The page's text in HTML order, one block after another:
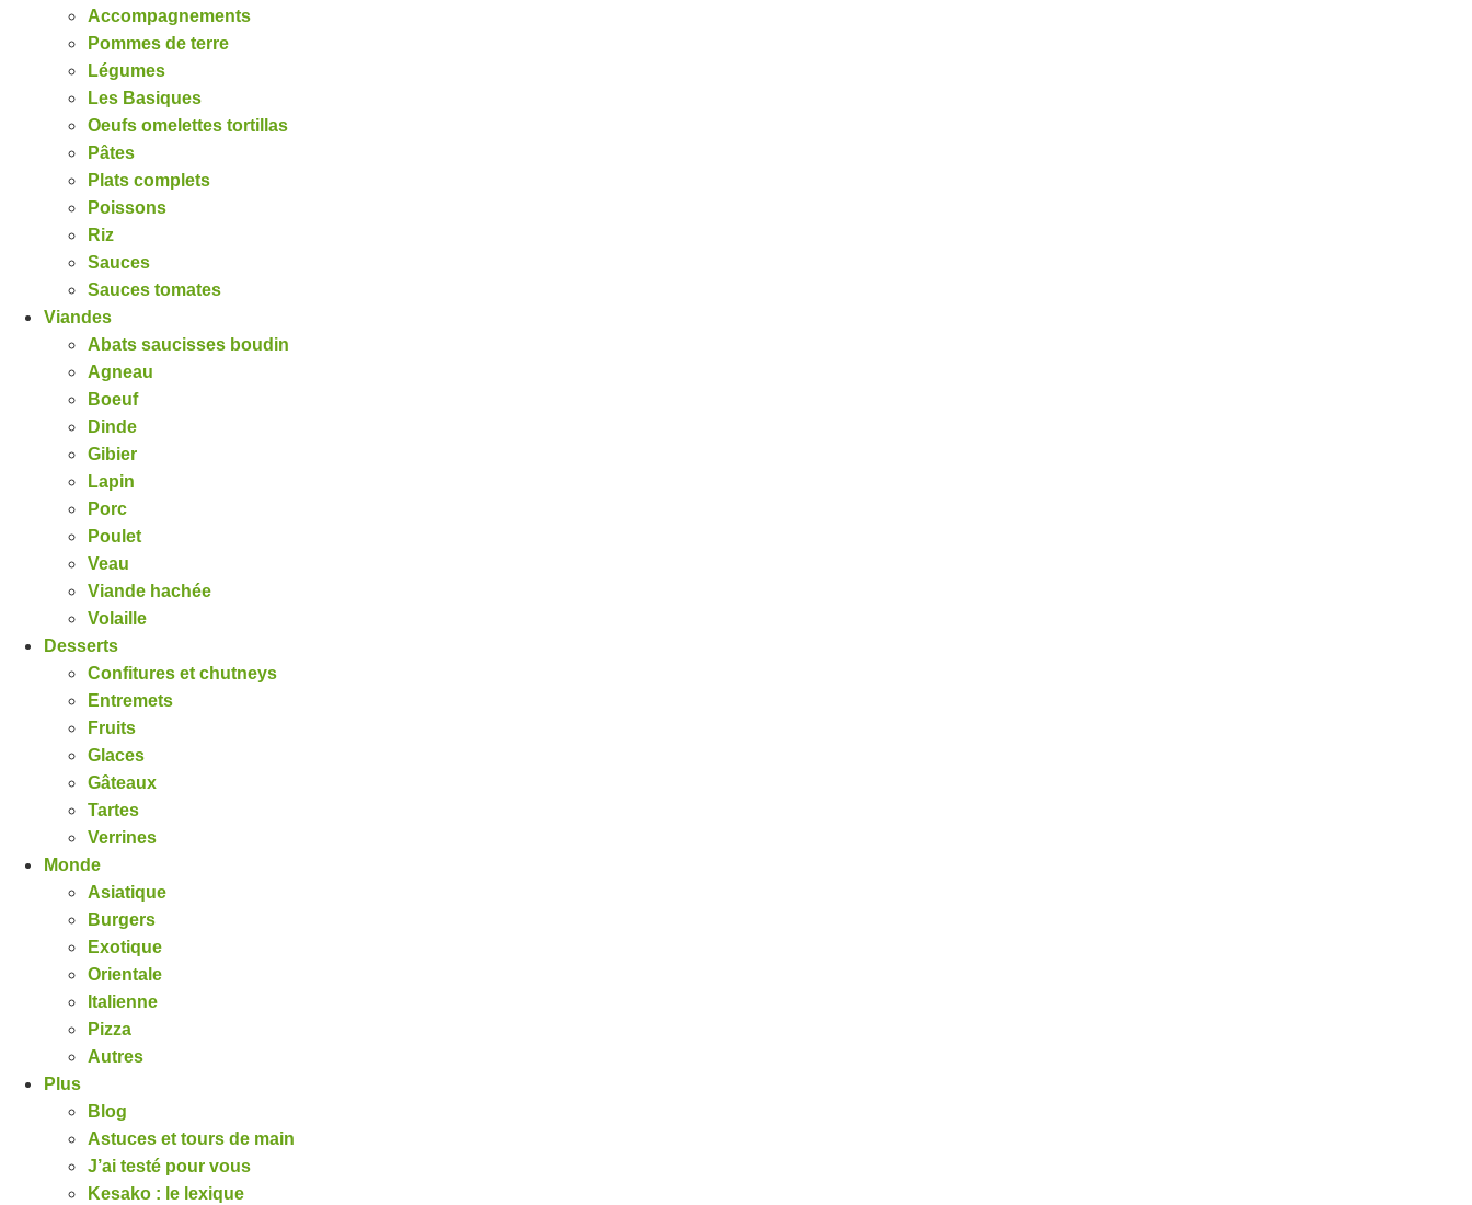
Accompagnements
Pommes de terre
Légumes
Les Basiques
Oeufs omelettes tortillas
Pâtes
Plats complets
Poissons
Riz
Sauces
Sauces tomates
Viandes
Abats saucisses boudin
Agneau
Boeuf
Dinde
Gibier
Lapin
Porc
Poulet
Veau
Viande hachée
Volaille
Desserts
Confitures et chutneys
Entremets
Fruits
Glaces
Gâteaux
Tartes
Verrines
Monde
Asiatique
Burgers
Exotique
Orientale
Italienne
Pizza
Autres
Plus
Blog
Astuces et tours de main
J’ai testé pour vous
Kesako : le lexique